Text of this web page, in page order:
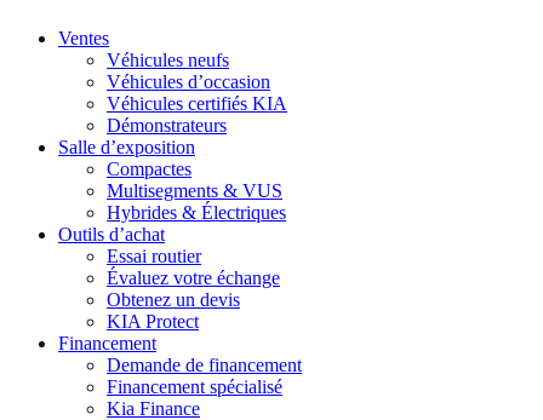
Ventes
Véhicules neufs
Véhicules d’occasion
Véhicules certifiés KIA
Démonstrateurs
Salle d’exposition
Compactes
Multisegments & VUS
Hybrides & Électriques
Outils d’achat
Essai routier
Évaluez votre échange
Obtenez un devis
KIA Protect
Financement
Demande de financement
Financement spécialisé
Kia Finance